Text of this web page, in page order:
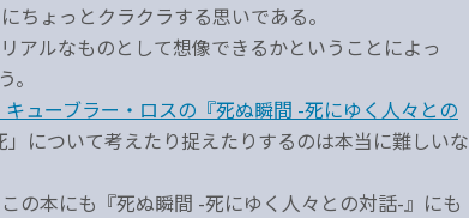
ちょっとクラクラする思いである。
アルなものとして想像できるかということによっ
ューブラー・ロスの『死ぬ瞬間 -死にゆく人々との
について考えたり捉えたりするのは本当に難しいな
の本にも『死ぬ瞬間 -死にゆく人々との対話-』にも